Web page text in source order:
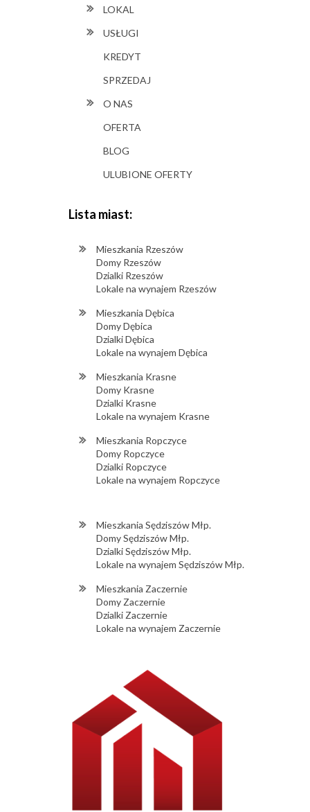
LOKAL
USŁUGI
KREDYT
SPRZEDAJ
O NAS
OFERTA
BLOG
ULUBIONE OFERTY
Lista miast:
Mieszkania Rzeszów
Domy Rzeszów
Dzialki Rzeszów
Lokale na wynajem Rzeszów
Mieszkania Dębica
Domy Dębica
Dzialki Dębica
Lokale na wynajem Dębica
Mieszkania Krasne
Domy Krasne
Dzialki Krasne
Lokale na wynajem Krasne
Mieszkania Ropczyce
Domy Ropczyce
Dzialki Ropczyce
Lokale na wynajem Ropczyce
Mieszkania Sędziszów Młp.
Domy Sędziszów Młp.
Dzialki Sędziszów Młp.
Lokale na wynajem Sędziszów Młp.
Mieszkania Zaczernie
Domy Zaczernie
Dzialki Zaczernie
Lokale na wynajem Zaczernie